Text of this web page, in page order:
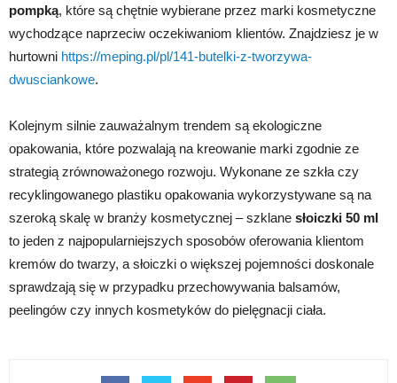
pompką, które są chętnie wybierane przez marki kosmetyczne
wychodzące naprzeciw oczekiwaniom klientów. Znajdziesz je w
hurtowni https://meping.pl/pl/141-butelki-z-tworzywa-
dwusciankowe.
Kolejnym silnie zauważalnym trendem są ekologiczne
opakowania, które pozwalają na kreowanie marki zgodnie ze
strategią zrównoważonego rozwoju. Wykonane ze szkła czy
recyklingowanego plastiku opakowania wykorzystywane są na
szeroką skalę w branży kosmetycznej – szklane słoiczki 50 ml
to jeden z najpopularniejszych sposobów oferowania klientom
kremów do twarzy, a słoiczki o większej pojemności doskonale
sprawdzają się w przypadku przechowywania balsamów,
peelingów czy innych kosmetyków do pielęgnacji ciała.